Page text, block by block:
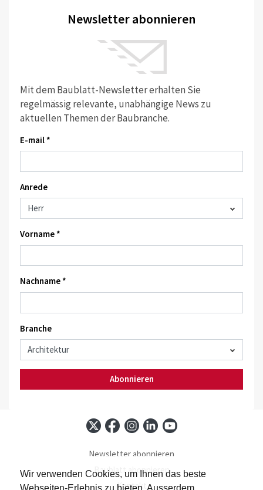
Wir verwenden Cookies, um Ihnen das beste
Newsletter abonnieren
Mit dem Baublatt-Newsletter erhalten Sie
regelmässig relevante, unabhängige News zu
aktuellen Themen der Baubranche.
E-mail *
Anrede
Vorname *
Nachname *
Branche
Abonnieren
Newsletter abonnieren
Baublatt abonnieren
Kontakt